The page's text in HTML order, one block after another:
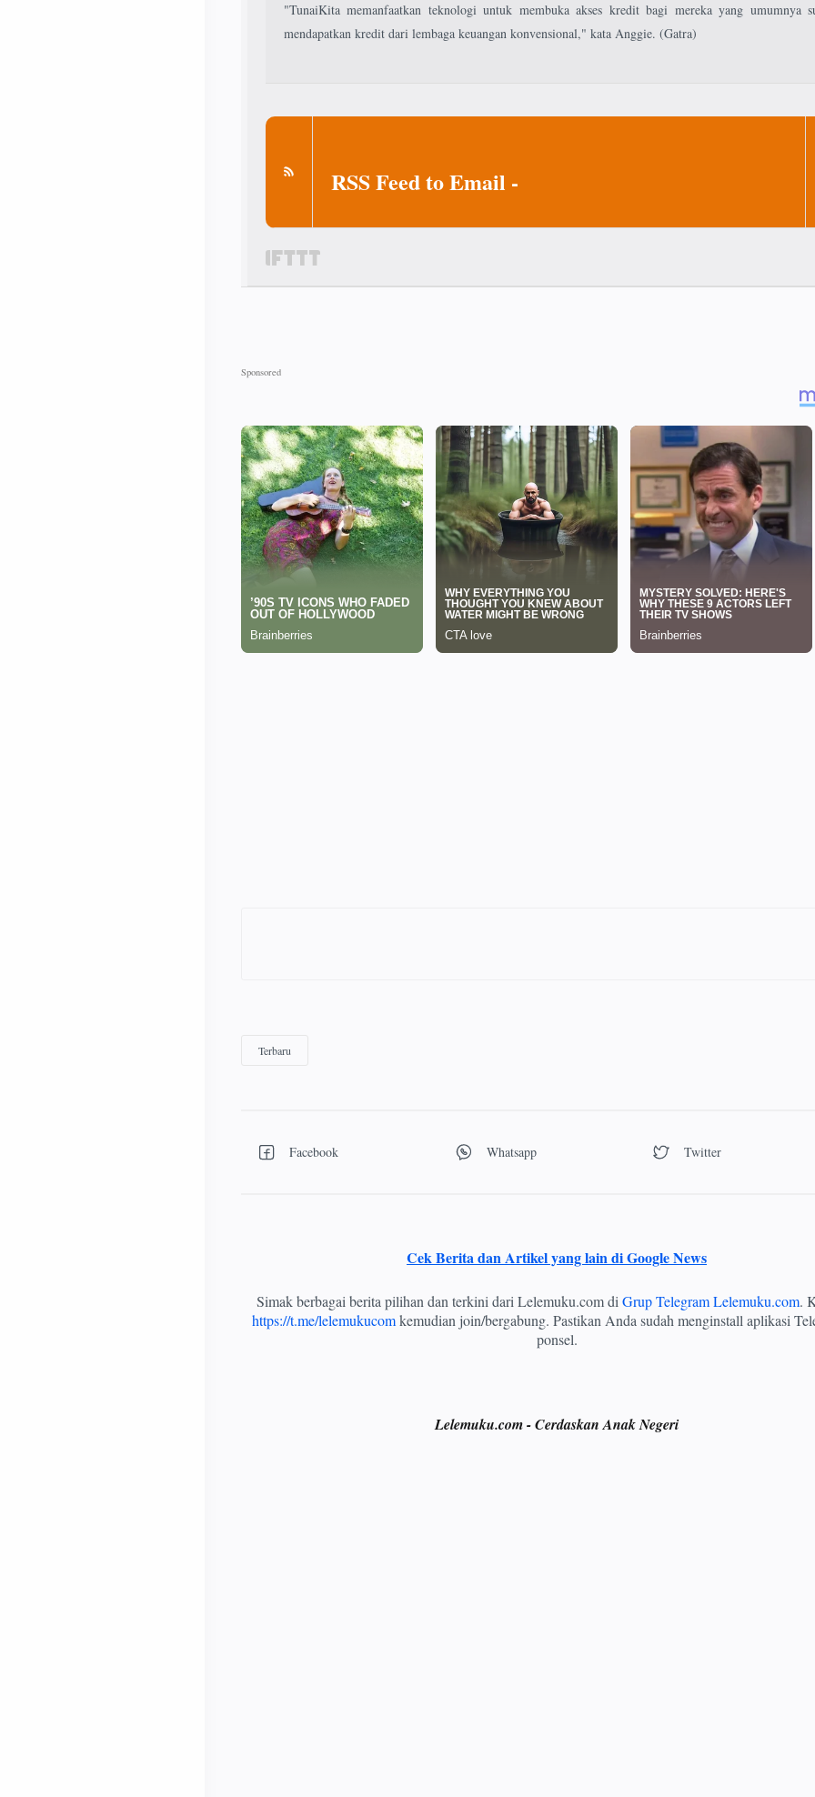
"TunaiKita memanfaatkan teknologi untuk membuka akses kredit bagi mereka yang umumnya
mendapatkan kredit dari lembaga keuangan konvensional," kata Anggie. (Gatra)
RSS Feed to Email -
Cek Berita dan Artikel yang lain di Google News
Simak berbagai berita pilihan dan terkini dari Lelemuku.com di Grup Telegram Lelemuku.com.
https://t.me/lelemukucomkemudian join/bergabung. Pastikan Anda sudah menginstall aplikasi
ponsel.
Lelemuku.com - Cerdaskan Anak Negeri